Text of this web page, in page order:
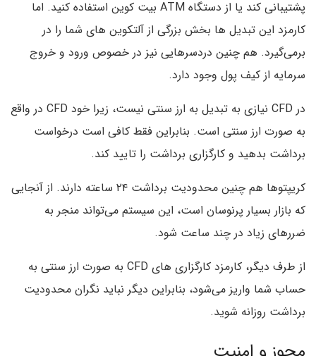
پشتیبانی کند یا از دستگاه ATM بیت کوین استفاده کنید. اما
کارمزد این تبدیل ها بخش بزرگی از آلتکوین های شما را در
برمی‌گیرد. هم چنین دردسرهایی نیز در خصوص ورود و خروج
سرمایه از کیف پول وجود دارد.
در CFD نیازی به تبدیل به ارز سنتی نیست، زیرا خود CFD در واقع
به صورت ارز سنتی است. بنابراین فقط کافی است درخواست
برداشت بدهید و کارگزاری برداشت را تایید کند.
کریپتوها هم چنین محدودیت برداشت ۲۴ ساعته دارند. از آنجایی
که بازار بسیار پرنوسان است، این سیستم می‌تواند منجر به
ضررهای زیاد در چند ساعت شود.
از طرف دیگر، کارمزد کارگزاری های CFD به صورت ارز سنتی به
حساب شما واریز می‌شود، بنابراین دیگر نباید نگران محدودیت
برداشت روزانه شوید.